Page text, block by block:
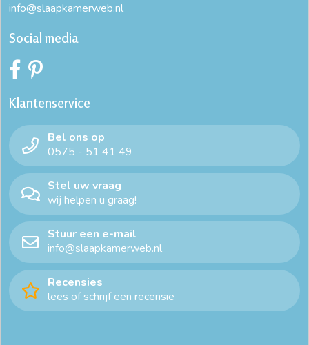
info@slaapkamerweb.nl
Social media
Klantenservice
Bel ons op
0575 - 51 41 49
Stel uw vraag
wij helpen u graag!
Stuur een e-mail
info@slaapkamerweb.nl
Recensies
lees of schrijf een recensie